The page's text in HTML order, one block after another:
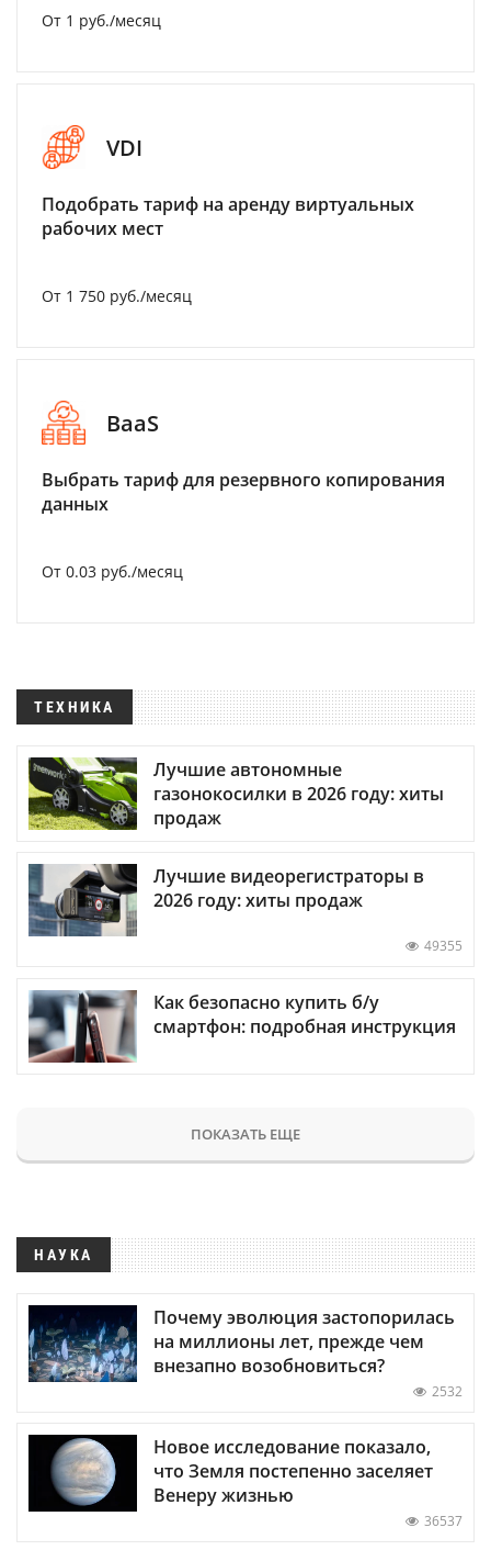
От 1 руб./месяц
VDI
Подобрать тариф на аренду виртуальных
рабочих мест
От 1 750 руб./месяц
BaaS
Выбрать тариф для резервного копирования
данных
От 0.03 руб./месяц
ТЕХНИКА
Лучшие автономные
газонокосилки в 2026 году: хиты
продаж
Лучшие видеорегистраторы в
2026 году: хиты продаж
49355
Как безопасно купить б/у
смартфон: подробная инструкция
ПОКАЗАТЬ ЕЩЕ
НАУКА
Почему эволюция застопорилась
на миллионы лет, прежде чем
внезапно возобновиться?
2532
Новое исследование показало,
что Земля постепенно заселяет
Венеру жизнью
36537